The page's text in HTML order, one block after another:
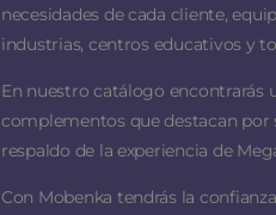
necesidades de cada cliente,
industrias, centros educativos y
En nuestro catálogo encontrarás
complementos que destacan por
respaldo de la experiencia de
Con Mobenka tendrás la